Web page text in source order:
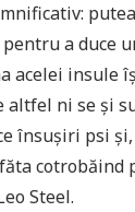
a duce
acelei insule
altfel ni se și
însușiri psi
cotrobăind
Steel.